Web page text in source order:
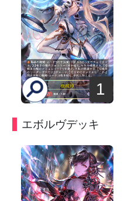
1
エボルヴデッキ